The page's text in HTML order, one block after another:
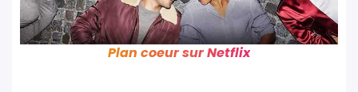
Plan coeur sur Netflix